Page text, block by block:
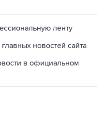
ленту
новостей сайта
в официальном